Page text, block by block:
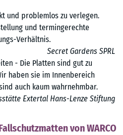
und problemlos zu verlegen.
und termingerechte
Verhältnis.
Secret Gardens SPRL
- Die Platten sind gut zu
haben sie im Innenbereich
auch kaum wahrnehmbar.
Extertal Hans-Lenze Stiftung
von WARCO